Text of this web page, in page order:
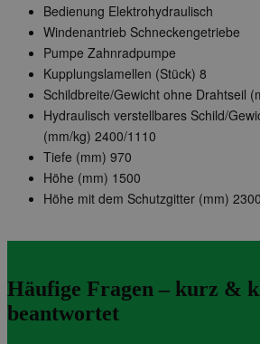
Bedienung Elektrohydraulisch
Windenantrieb Schneckengetriebe
Pumpe Zahnradpumpe
Kupplungslamellen (Stück) 8
Schildbreite/Gewicht ohne Drahtseil
Hydraulisch verstellbares Schild/
(mm/kg) 2400/1110
Tiefe (mm) 970
Höhe (mm) 1500
Höhe mit dem Schutzgitter (mm) 2300
Häufige Fragen – kurz &
beantwortet